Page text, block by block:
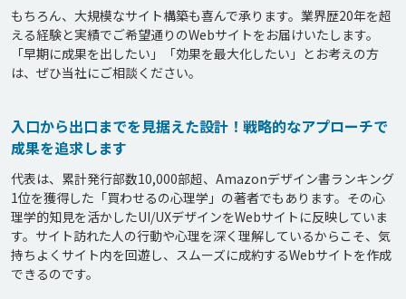
もちろん、大規模なサイト構築も喜んで承ります。業界歴20年を超
える経験と実績でご希望通りのWebサイトをお届けいたします。
「早期に成果を出したい」「効果を最大化したい」とお考えの方
入口から出口までを見据えた設計！戦略的なアプローチで
成果を追求します
代表は、累計発行部数10,000部超、Amazonデザイン書ランキング
1位を獲得した「買わせるの心理学」の著者でもあります。その心
理学的知見を活かしたUI/UXデザインをWebサイトに反映していま
す。サイト訪れた人の行動や心理を深く理解しているからこそ、気
持ちよくサイト内を回遊し、スムーズに成約するWebサイトを作成
できるのです。